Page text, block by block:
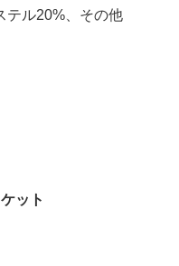
テル20%、その他
ット